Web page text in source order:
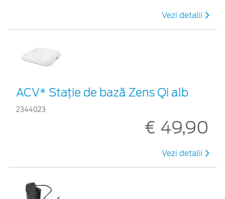
Vezi detalii
ACV* Stație de bază Zens Qi alb
2344023
€ 49,90
Vezi detalii